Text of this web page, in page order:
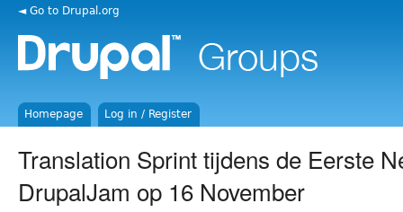
◄ Go to Drupal.org
Homepage Log in / Register
Translation Sprint tijdens de Eerste
DrupalJam op 16 November